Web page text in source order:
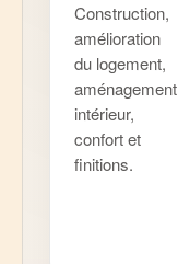
Construction,
amélioration
du logement,
aménagement
intérieur,
confort et
finitions.